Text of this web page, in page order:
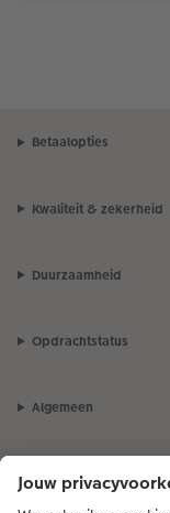
Betaalopties
Kwaliteit & zekerheid
Duurzaamheid
Opdrachtstatus
Algemeen
Assortiment